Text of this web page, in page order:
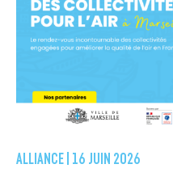
ALLIANCE | 16 JUIN 2026